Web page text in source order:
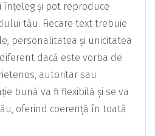
înțeleg și pot reproduce
tău. Fiecare text trebuie
personalitatea și unicitatea
dacă este vorba de
autoritar sau
bună va fi flexibilă și se va
oferind coerență în toată